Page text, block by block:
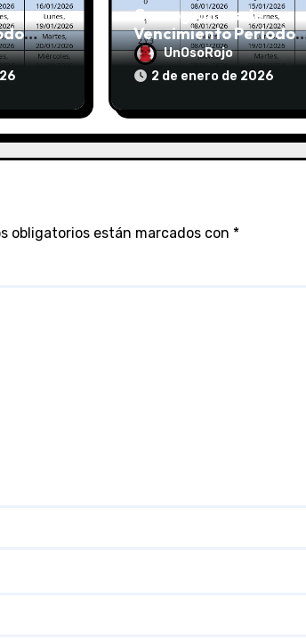
Cronogramas de
Vencimiento Periodo
Diciembre 2025 (AFP y
SUNAT)
UnOsoRojo
2 de enero de 2026
obligatorios están marcados con *